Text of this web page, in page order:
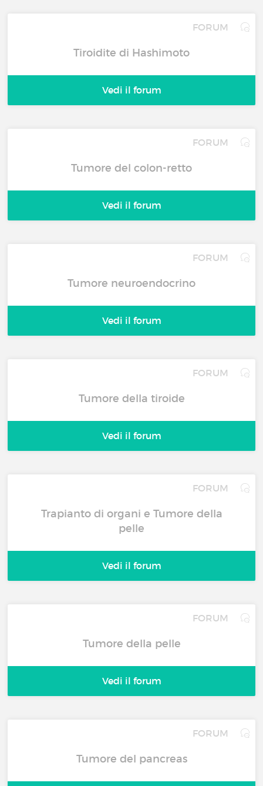
FORUM
Tiroidite di Hashimoto
Vedi il forum
FORUM
Tumore del colon-retto
Vedi il forum
FORUM
Tumore neuroendocrino
Vedi il forum
FORUM
Tumore della tiroide
Vedi il forum
FORUM
Trapianto di organi e Tumore della
pelle
Vedi il forum
FORUM
Tumore della pelle
Vedi il forum
FORUM
Tumore del pancreas